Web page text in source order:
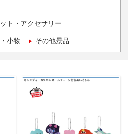
ト・アクセサリー
小物 その他景品